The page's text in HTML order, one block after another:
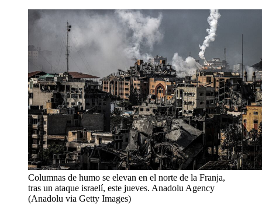
Columnas de humo se elevan en el norte de la Franja,
tras un ataque israelí, este jueves. Anadolu Agency
(Anadolu via Getty Images)